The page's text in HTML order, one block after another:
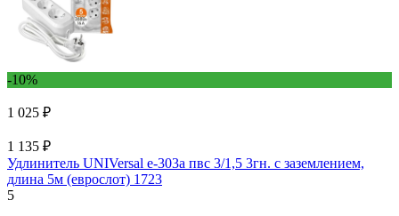
-10%
1 025 ₽
1 135 ₽
Удлинитель UNIVersal е-303а пвс 3/1,5 3гн. с заземлением,
длина 5м (еврослот) 1723
5